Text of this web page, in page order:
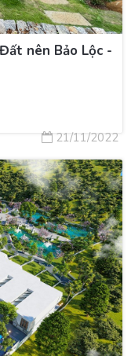
nên Bảo Lộc -
21/11/2022